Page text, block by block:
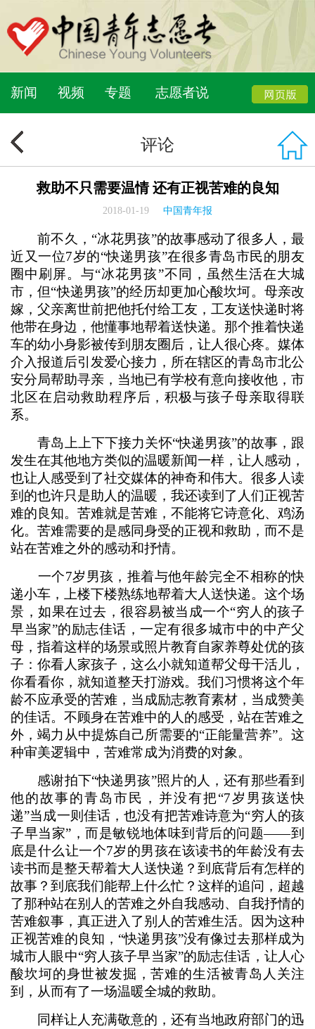
新闻 视频 专题 志愿者说
评论
救助不只需要温情 还有正视苦难的良知
2018-01-19 中国青年报
前不久，“冰花男孩”的故事感动了很多人，最
近又一位7岁的“快递男孩”在很多青岛市民的朋友
圈中刷屏。与“冰花男孩”不同，虽然生活在大城
市，但“快递男孩”的经历却更加心酸坎坷。母亲改
嫁，父亲离世前把他托付给工友，工友送快递时将
他带在身边，他懂事地帮着送快递。那个推着快递
车的幼小身影被传到朋友圈后，让人很心疼。媒体
介入报道后引发爱心接力，所在辖区的青岛市北公
安分局帮助寻亲，当地已有学校有意向接收他，市
北区在启动救助程序后，积极与孩子母亲取得联
系。
青岛上上下下接力关怀“快递男孩”的故事，跟
发生在其他地方类似的温暖新闻一样，让人感动，
也让人感受到了社交媒体的神奇和伟大。很多人读
到的也许只是助人的温暖，我还读到了人们正视苦
难的良知。苦难就是苦难，不能将它诗意化、鸡汤
化。苦难需要的是感同身受的正视和救助，而不是
站在苦难之外的感动和抒情。
一个7岁男孩，推着与他年龄完全不相称的快
递小车，上楼下楼熟练地帮着大人送快递。这个场
景，如果在过去，很容易被当成一个“穷人的孩子
早当家”的励志佳话，一定有很多城市中的中产父
母，指着这样的场景或照片教育自家养尊处优的孩
子：你看人家孩子，这么小就知道帮父母干活儿，
你看看你，就知道整天打游戏。我们习惯将这个年
龄不应承受的苦难，当成励志教育素材，当成赞美
的佳话。不顾身在苦难中的人的感受，站在苦难之
外，竭力从中提炼自己所需要的“正能量营养”。这
种审美逻辑中，苦难常成为消费的对象。
感谢拍下“快递男孩”照片的人，还有那些看到
他的故事的青岛市民，并没有把“7岁男孩送快
递”当成一则佳话，也没有把苦难诗意为“穷人的孩
子早当家”，而是敏锐地体味到背后的问题——到
底是什么让一个7岁的男孩在该读书的年龄没有去
读书而是整天帮着大人送快递？到底背后有怎样的
故事？到底我们能帮上什么忙？这样的追问，超越
了那种站在别人的苦难之外自我感动、自我抒情的
苦难叙事，真正进入了别人的苦难生活。因为这种
正视苦难的良知，“快递男孩”没有像过去那样成为
城市人眼中“穷人孩子早当家”的励志佳话，让人心
酸坎坷的身世被发掘，苦难的生活被青岛人关注
到，从而有了一场温暖全城的救助。
同样让人充满敬意的，还有当地政府部门的迅